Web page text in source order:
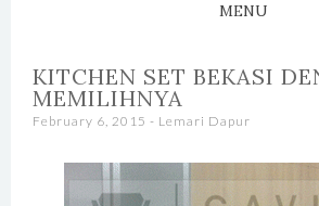
MENU
KITCHEN SET BEKASI
MEMILIHNYA
February 6, 2015 - Lemari Dapur